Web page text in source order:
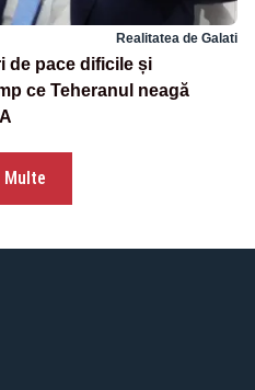
Realitatea de Galati
de pace dificile și
ce Teheranul neagă
Multe